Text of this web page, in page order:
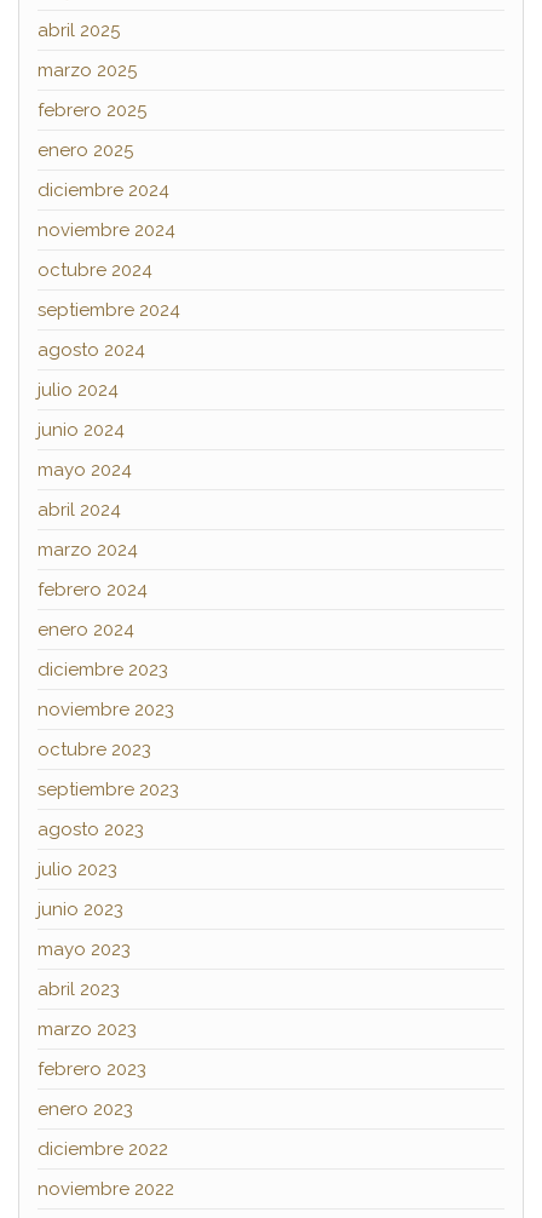
abril 2025
marzo 2025
febrero 2025
enero 2025
diciembre 2024
noviembre 2024
octubre 2024
septiembre 2024
agosto 2024
julio 2024
junio 2024
mayo 2024
abril 2024
marzo 2024
febrero 2024
enero 2024
diciembre 2023
noviembre 2023
octubre 2023
septiembre 2023
agosto 2023
julio 2023
junio 2023
mayo 2023
abril 2023
marzo 2023
febrero 2023
enero 2023
diciembre 2022
noviembre 2022